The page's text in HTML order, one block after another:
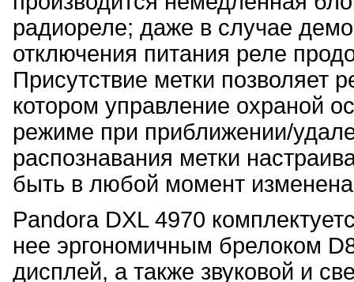
радиореле; даже в случае
отключения питания реле
Присутствие метки позволяет
котором управление охраной
режиме при приближении/
распознавания метки
быть в любой момент
Pandora DXL 4970
нее эргономичным брелоком
дисплей, а также звуковой и